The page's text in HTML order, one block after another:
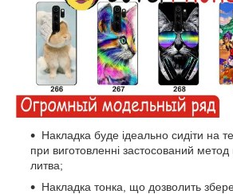
Накладка буде ідеально сидіти на
при виготовленні застосований метод
литва;
Накладка тонка, що дозволить